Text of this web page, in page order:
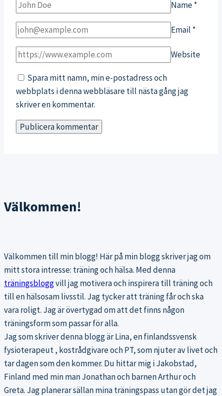
Name*
Email *
Website
Spara mitt namn, min e-postadress och
webbplats i denna webbläsare till nästa gång jag
skriver en kommentar.
Välkommen!
Välkommen till min blogg! Här på min blogg skriver jag om
mitt stora intresse: träning och hälsa. Med denna
träningsbloggvill jag motivera och inspirera till träning och
till en hälsosam livsstil. Jag tycker att träning får och ska
vara roligt. Jag är övertygad om att det finns någon
träningsform som passar för alla.
Jag som skriver denna blogg är Lina, en finlandssvensk
fysioterapeut , kostrådgivare och PT, som njuter av livet och
tar dagen som den kommer. Du hittar mig i Jakobstad,
Finland med min man Jonathan och barnen Arthur och
Greta. Jag planerar sällan mina träningspass utan gör det jag